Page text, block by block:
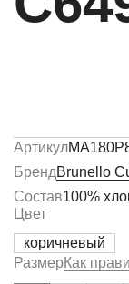
Артикул
БрендBrunello
Состав100%
Цвет
коричневый
РазмерКак